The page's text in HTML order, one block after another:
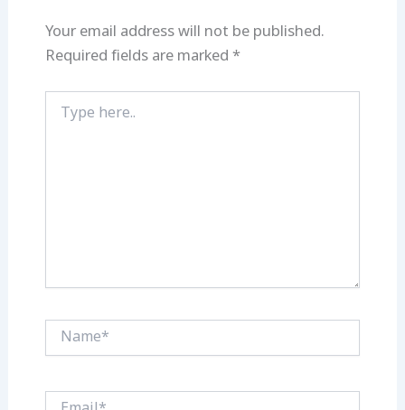
Your email address will not be published.
Required fields are marked *
here..
Name*
Email*